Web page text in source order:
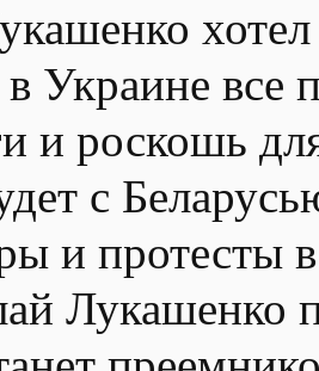
хотел
Украине все
и роскошь
с
и протесты
Лукашенко